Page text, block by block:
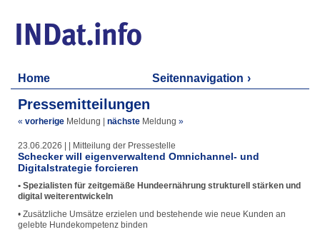
Home Seitennavigation
Pressemitteilungen
« vorherige Meldung nächste Meldung »
23.06.2026 | | Mitteilung der Pressestelle
Schecker will eigenverwaltend Omnichannel- und
Digitalstrategie forcieren
• Spezialisten für zeitgemäße Hundeernährung strukturell stärken und
digital weiterentwickeln
• Zusätzliche Umsätze erzielen und bestehende wie neue Kunden an
gelebte Hundekompetenz binden